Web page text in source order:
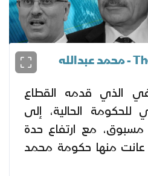
الذي قدمه القطاع
للحكومة الحالية، إلى
مع ارتفاع حدة
عانت منها حكومة محمد